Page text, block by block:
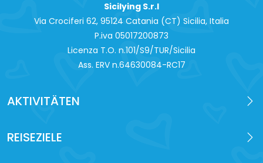
Sicilying S.r.l
Via Crociferi 62, 95124 Catania (CT) Sicilia, Italia
P.iva 0‍5017200873
Licenza T.O. n.101/S9/TUR/Sicilia
Ass. ERV n.64630084-RC17
AKTIVITÄTEN
REISEZIELE